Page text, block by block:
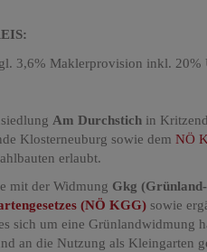
3,6% Maklerprovision inkl. 20%
Am Durchstich in
Klosterneuburg sowie dem NÖ
erlaubt.
mit der Widmung Gkg
(NÖ KGG) sowie
sich um eine Grünlandwidmung
an die Nutzung als Kleingarten